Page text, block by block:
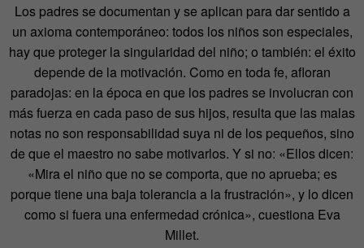
Los padres se documentan y se aplican para dar sentido a
un axioma contemporáneo: todos los niños son especiales,
hay que proteger la singularidad del niño; o también: el éxito
depende de la motivación. Como en toda fe, afloran
paradojas: en la época en que los padres se involucran con
más fuerza en cada paso de sus hijos, resulta que las malas
notas no son responsabilidad suya ni de los pequeños, sino
de que el maestro no sabe motivarlos. Y si no: «Ellos dicen:
«Mira el niño que no se comporta, que no aprueba; es
porque tiene una baja tolerancia a la frustración», y lo dicen
como si fuera una enfermedad crónica», cuestiona Eva
Millet.